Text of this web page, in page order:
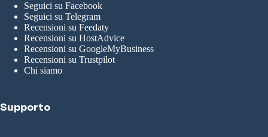
Seguici su Facebook
Seguici su Telegram
Recensioni su Feedaty
Recensioni su HostAdvice
Recensioni su GoogleMyBusiness
Recensioni su Trustpilot
Chi siamo
Supporto